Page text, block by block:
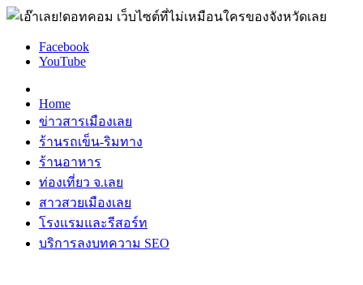
Facebook
YouTube
Home
ข่าวสารเมืองเลย
ร้านรถเข็น-ริมทาง
ร้านอาหาร
ท่องเที่ยว จ.เลย
สาวสวยเมืองเลย
โรงแรมและรีสอร์ท
บริการลงบทความ SEO